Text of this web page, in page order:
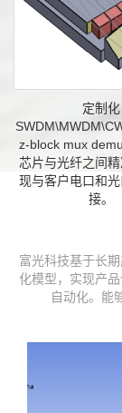
定制化
z-block mux
芯片与光纤之间
现与客户电口和
接。
富光科技基于长
化模型，实现产
自动化。能